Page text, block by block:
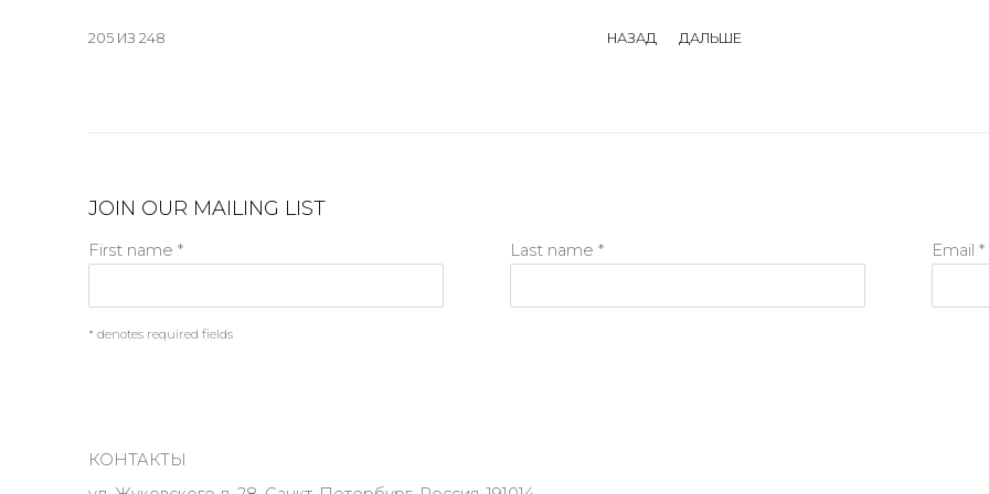
НАЗАД ДАЛЬШЕ
205 ИЗ 248
JOIN OUR MAILING LIST
First name * Last name * Email *
* denotes required fields
КОНТАКТЫ